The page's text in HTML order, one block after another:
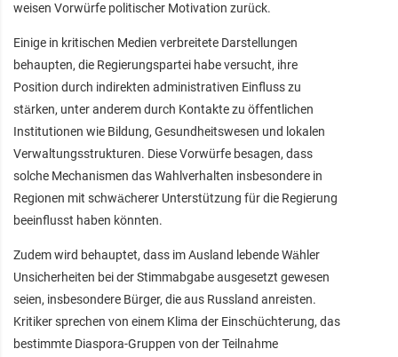
weisen Vorwürfe politischer Motivation zurück.
Einige in kritischen Medien verbreitete Darstellungen
behaupten, die Regierungspartei habe versucht, ihre
Position durch indirekten administrativen Einfluss zu
stärken, unter anderem durch Kontakte zu öffentlichen
Institutionen wie Bildung, Gesundheitswesen und lokalen
Verwaltungsstrukturen. Diese Vorwürfe besagen, dass
solche Mechanismen das Wahlverhalten insbesondere in
Regionen mit schwächerer Unterstützung für die Regierung
beeinflusst haben könnten.
Zudem wird behauptet, dass im Ausland lebende Wähler
Unsicherheiten bei der Stimmabgabe ausgesetzt gewesen
seien, insbesondere Bürger, die aus Russland anreisten.
Kritiker sprechen von einem Klima der Einschüchterung, das
bestimmte Diaspora-Gruppen von der Teilnahme